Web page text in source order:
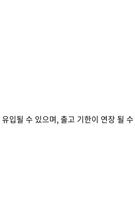
입될 수 있으며, 출고 기한이 연장 될 수